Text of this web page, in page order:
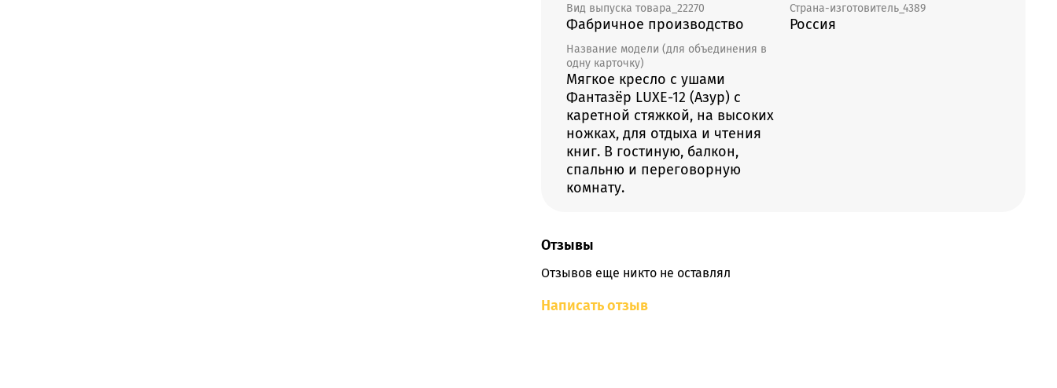
Вид выпуска товара_22270
Фабричное производство
Страна-изготовитель_4389
Россия
Название модели (для объединения в
одну карточку)
Мягкое кресло с ушами
Фантазёр LUXE-12 (Азур) с
каретной стяжкой, на высоких
ножках, для отдыха и чтения
книг. В гостиную, балкон,
спальню и переговорную
комнату.
Отзывы
Отзывов еще никто не оставлял
Написать отзыв